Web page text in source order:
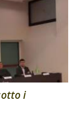
i